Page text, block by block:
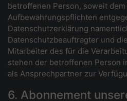
betroffenen Person, soweit
Aufbewahrungspflichten
Datenschutzerklärung
Datenschutzbeauftragter und
Mitarbeiter des für die
stehen der betroffenen Person
als Ansprechpartner zur
6. Abonnement